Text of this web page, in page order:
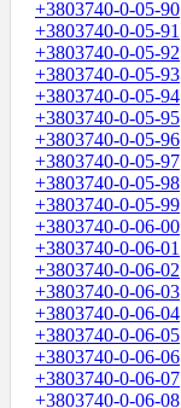
+3803740-0-05-90
+3803740-0-05-91
+3803740-0-05-92
+3803740-0-05-93
+3803740-0-05-94
+3803740-0-05-95
+3803740-0-05-96
+3803740-0-05-97
+3803740-0-05-98
+3803740-0-05-99
+3803740-0-06-00
+3803740-0-06-01
+3803740-0-06-02
+3803740-0-06-03
+3803740-0-06-04
+3803740-0-06-05
+3803740-0-06-06
+3803740-0-06-07
+3803740-0-06-08